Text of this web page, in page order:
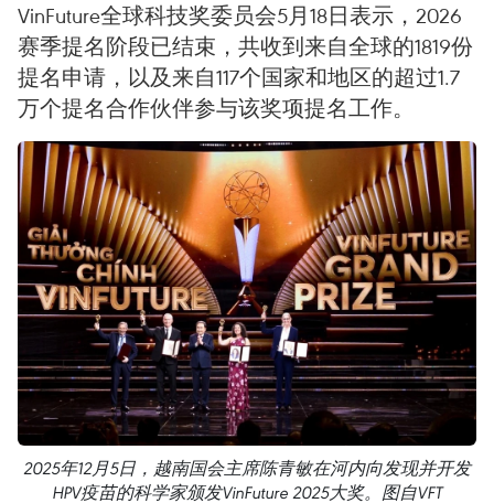
VinFuture全球科技奖委员会5月18日表示，2026
赛季提名阶段已结束，共收到来自全球的1819份
提名申请，以及来自117个国家和地区的超过1.7
万个提名合作伙伴参与该奖项提名工作。
2025年12月5日，越南国会主席陈青敏在河内向发现并开发
HPV疫苗的科学家颁发VinFuture 2025大奖。图自VFT